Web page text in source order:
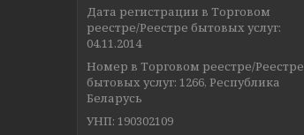
Дата регистрации в Торговом
реестре/Реестре бытовых услуг:
04.11.2014
Номер в Торговом реестре/Реестре
бытовых услуг: 1266, Республика
Беларусь
УНП: 190302109